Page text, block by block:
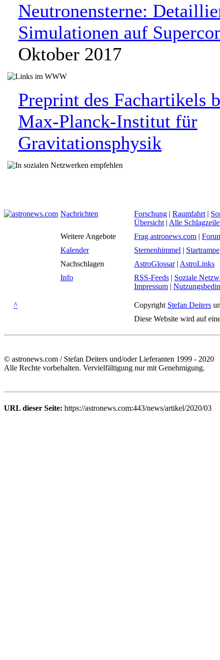
Neutronensterne:
Simulationen auf
Oktober 2017
Preprint des Fachartikels
Max-Planck-Institut für
Gravitationsphysik
Nachrichten Forschung | Raumfahrt |
Übersicht | Alle
Weitere Angebote
Frag astronews.com |
Kalender
Sternenhimmel | Startrampe
Nachschlagen
AstroGlossar| AstroLinks
Info
RSS-Feeds | Soziale
Impressum |
^ Copyright Stefan Deiters
Diese Website wird auf
© astronews.com / Stefan Deiters und/oder Lieferanten 1999 - 2020
Alle Rechte vorbehalten. Vervielfältigung nur mit Genehmigung.
URL dieser Seite: https://astronews.com:443/news/artikel/2020/03